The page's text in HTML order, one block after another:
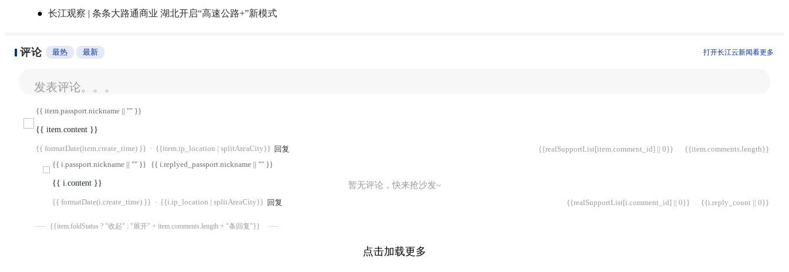
● 长江观察 | 条条大路通商业 湖北开启“高速公路+”新模式
评论 最热 最新 打开长江云新闻看更多
发表评论。。。
{{ item.passport.nickname || "" }}
{{ item.content }}
{{ formatDate(item.create_time) }} · {{item.ip_location | splitAreaCity}} 回复 {{realSupportList[item.comment_id] || 0}}
{{item.comments.length}}
{{ i.passport.nickname || "" }}
{{ i.replyed_passport.nickname || "" }}
{{ i.content }}
{{ formatDate(i.create_time) }} · {{i.ip_location | splitAreaCity}} 回复 {{realSupportList[i.comment_id] || 0}} {{i.reply_count || 0}}
{{item.foldStatus ? "收起" : "展开" + item.comments.length + "条回复"}}
暂无评论，快来抢沙发~
点击加载更多